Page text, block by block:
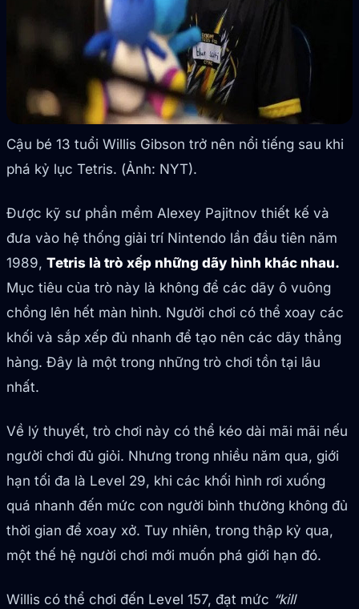
Cậu bé 13 tuổi Willis Gibson trở nên nổi tiếng sau khi
phá kỷ lục Tetris. (Ảnh: NYT).
Được kỹ sư phần mềm Alexey Pajitnov thiết kế và
đưa vào hệ thống giải trí Nintendo lần đầu tiên năm
1989, Tetris là trò xếp những dãy hình khác nhau.
Mục tiêu của trò này là không để các dãy ô vuông
chồng lên hết màn hình. Người chơi có thể xoay các
khối và sắp xếp đủ nhanh để tạo nên các dãy thẳng
hàng. Đây là một trong những trò chơi tồn tại lâu
nhất.
Về lý thuyết, trò chơi này có thể kéo dài mãi mãi nếu
người chơi đủ giỏi. Nhưng trong nhiều năm qua, giới
hạn tối đa là Level 29, khi các khối hình rơi xuống
quá nhanh đến mức con người bình thường không đủ
thời gian để xoay xở. Tuy nhiên, trong thập kỷ qua,
một thế hệ người chơi mới muốn phá giới hạn đó.
Willis có thể chơi đến Level 157, đạt mức “kill